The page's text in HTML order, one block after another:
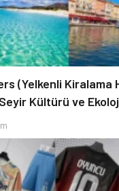
(Yelkenli Kiralama
Kültürü ve